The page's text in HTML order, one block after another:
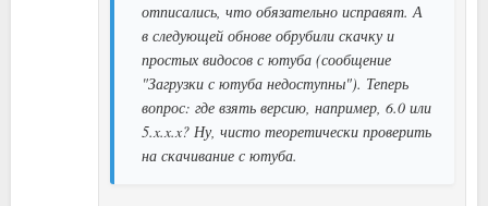
отписались, что обязательно исправят. А
в следующей обнове обрубили скачку и
простых видосов с ютуба (сообщение
"Загрузки с ютуба недоступны"). Теперь
вопрос: где взять версию, например, 6.0 или
5.x.x.x? Ну, чисто теоретически проверить
на скачивание с ютуба.